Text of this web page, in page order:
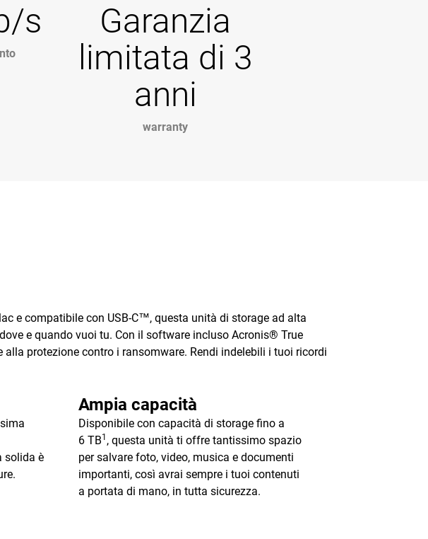
s
Garanzia
limitata di 3
anni
warranty
e compatibile con USB-C™, questa unità di storage ad alta
e quando vuoi tu. Con il software incluso Acronis® True
protezione contro i ransomware. Rendi indelebili i tuoi ricordi
solida è
Ampia capacità
Disponibile con capacità di storage fino a
6 TB1 , questa unità ti offre tantissimo spazio
per salvare foto, video, musica e documenti
importanti, così avrai sempre i tuoi contenuti
a portata di mano, in tutta sicurezza.